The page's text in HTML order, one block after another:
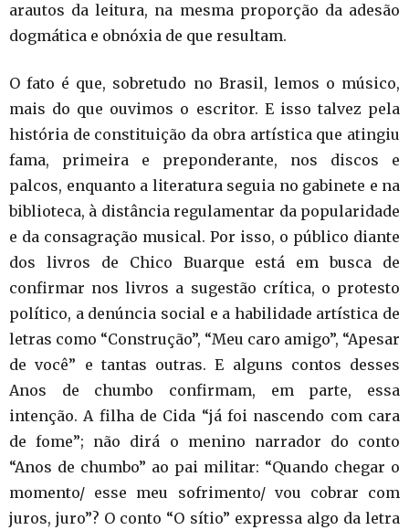
arautos da leitura, na mesma proporção da adesão
dogmática e obnóxia de que resultam.
O fato é que, sobretudo no Brasil, lemos o músico,
mais do que ouvimos o escritor. E isso talvez pela
história de constituição da obra artística que atingiu
fama, primeira e preponderante, nos discos e
palcos, enquanto a literatura seguia no gabinete e na
biblioteca, à distância regulamentar da popularidade
e da consagração musical. Por isso, o público diante
dos livros de Chico Buarque está em busca de
confirmar nos livros a sugestão crítica, o protesto
político, a denúncia social e a habilidade artística de
letras como “Construção”, “Meu caro amigo”, “Apesar
de você” e tantas outras. E alguns contos desses
Anos de chumbo confirmam, em parte, essa
intenção. A filha de Cida “já foi nascendo com cara
de fome”; não dirá o menino narrador do conto
“Anos de chumbo” ao pai militar: “Quando chegar o
momento/ esse meu sofrimento/ vou cobrar com
juros, juro”? O conto “O sítio” expressa algo da letra